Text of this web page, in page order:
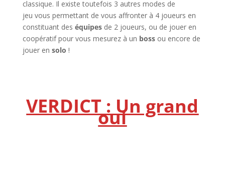
classique. Il existe toutefois 3 autres modes de
jeu vous permettant de vous affronter à 4 joueurs en
constituant des équipesde 2 joueurs, ou de jouer en
coopératif pour vous mesurez à un boss ou encore de
jouer en solo !
VERDICT : Un grand
oui